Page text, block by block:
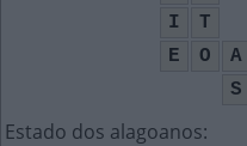
I
T
E
O A
S
Estado dos alagoanos: